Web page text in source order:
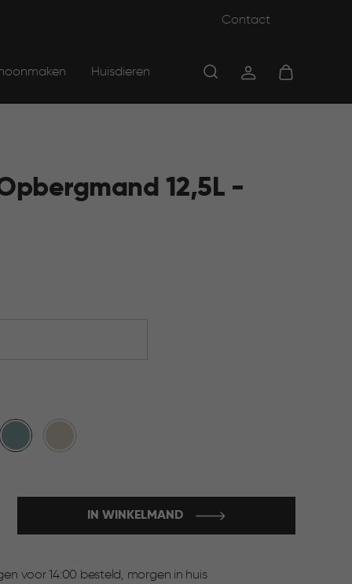
Contact
Huisdieren
12,5L -
Blauw Beige
IN WINKELMAND
voor 14:00 besteld, morgen in huis